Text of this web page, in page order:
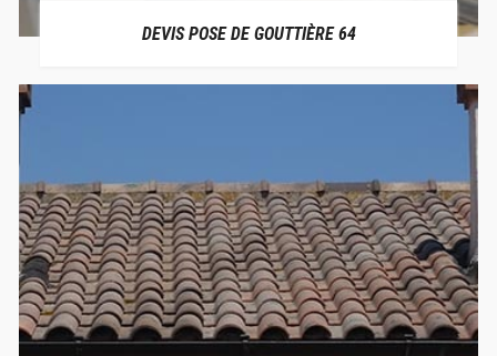
DEVIS POSE DE GOUTTIÈRE 64